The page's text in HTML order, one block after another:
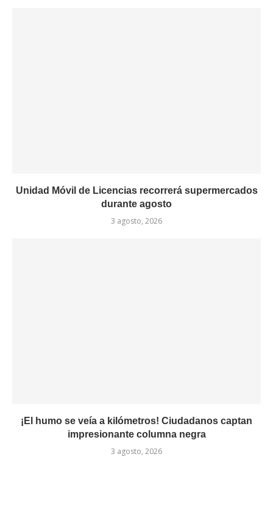
Unidad Móvil de Licencias recorrerá supermercados
durante agosto
3 agosto, 2026
¡El humo se veía a kilómetros! Ciudadanos captan
impresionante columna negra
3 agosto, 2026